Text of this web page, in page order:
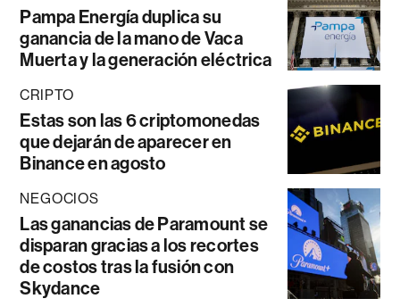
Pampa Energía duplica su
ganancia de la mano de Vaca
Muerta y la generación eléctrica
CRIPTO
Estas son las 6 criptomonedas
que dejarán de aparecer en
Binance en agosto
NEGOCIOS
Las ganancias de Paramount se
disparan gracias a los recortes
de costos tras la fusión con
Skydance